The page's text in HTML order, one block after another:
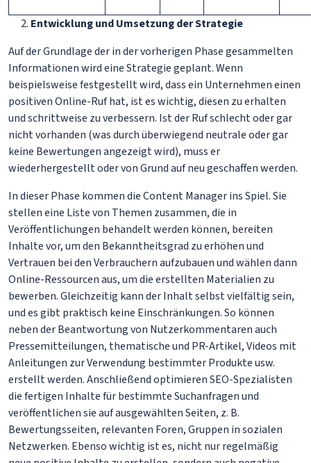
Entwicklung und Umsetzung der Strategie
Auf der Grundlage der in der vorherigen Phase gesammelten
Informationen wird eine Strategie geplant. Wenn
beispielsweise festgestellt wird, dass ein Unternehmen einen
positiven Online-Ruf hat, ist es wichtig, diesen zu erhalten
und schrittweise zu verbessern. Ist der Ruf schlecht oder gar
nicht vorhanden (was durch überwiegend neutrale oder gar
keine Bewertungen angezeigt wird), muss er
wiederhergestellt oder von Grund auf neu geschaffen werden.
In dieser Phase kommen die Content Manager ins Spiel. Sie
stellen eine Liste von Themen zusammen, die in
Veröffentlichungen behandelt werden können, bereiten
Inhalte vor, um den Bekanntheitsgrad zu erhöhen und
Vertrauen bei den Verbrauchern aufzubauen und wählen dann
Online-Ressourcen aus, um die erstellten Materialien zu
bewerben. Gleichzeitig kann der Inhalt selbst vielfältig sein,
und es gibt praktisch keine Einschränkungen. So können
neben der Beantwortung von Nutzerkommentaren auch
Pressemitteilungen, thematische und PR-Artikel, Videos mit
Anleitungen zur Verwendung bestimmter Produkte usw.
erstellt werden. Anschließend optimieren SEO-Spezialisten
die fertigen Inhalte für bestimmte Suchanfragen und
veröffentlichen sie auf ausgewählten Seiten, z. B.
Bewertungsseiten, relevanten Foren, Gruppen in sozialen
Netzwerken. Ebenso wichtig ist es, nicht nur regelmäßig